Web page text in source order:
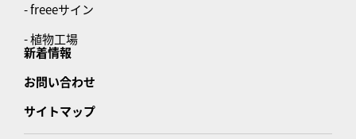
- freeeサイン
- 植物工場
新着情報
お問い合わせ
サイトマップ